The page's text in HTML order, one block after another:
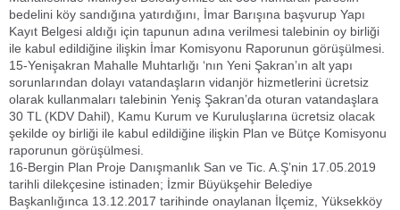
bedelini köy sandığına yatırdığını, İmar Barışına başvurup Yapı
Kayıt Belgesi aldığı için tapunun adına verilmesi talebinin oy birliği
ile kabul edildiğine ilişkin İmar Komisyonu Raporunun görüşülmesi.
15-Yenişakran Mahalle Muhtarlığı ‘nın Yeni Şakran’ın alt yapı
sorunlarından dolayı vatandaşların vidanjör hizmetlerini ücretsiz
olarak kullanmaları talebinin Yeniş Şakran’da oturan vatandaşlara
30 TL (KDV Dahil), Kamu Kurum ve Kuruluşlarına ücretsiz olacak
şekilde oy birliği ile kabul edildiğine ilişkin Plan ve Bütçe Komisyonu
raporunun görüşülmesi.
16-Bergin Plan Proje Danışmanlık San ve Tic. A.Ş’nin 17.05.2019
tarihli dilekçesine istinaden; İzmir Büyükşehir Belediye
Başkanlığınca 13.12.2017 tarihinde onaylanan İlçemiz, Yüksekköy